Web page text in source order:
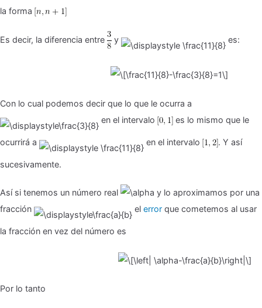
la forma
Es decir, la diferencia entre y es:
Con lo cual podemos decir que lo que le ocurra a
en el intervalo
es lo mismo que le
ocurrirá a en el intervalo . Y así
sucesivamente.
Así si tenemos un número real
y lo aproximamos por una
fracción
el error que cometemos al usar
la fracción en vez del número es
Por lo tanto